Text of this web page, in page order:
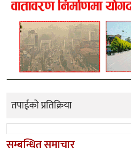
तपाईको प्रतिक्रिया
सम्बन्धित समाचार